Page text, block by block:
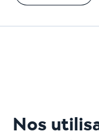
Nos